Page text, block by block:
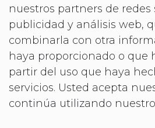
nuestros partners de redes
publicidad y análisis web,
combinarla con otra
haya proporcionado o que
partir del uso que haya
servicios. Usted acepta
continúa utilizando